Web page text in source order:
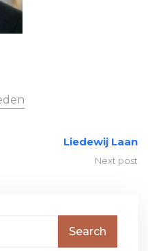
Liedewij Laan
Next post